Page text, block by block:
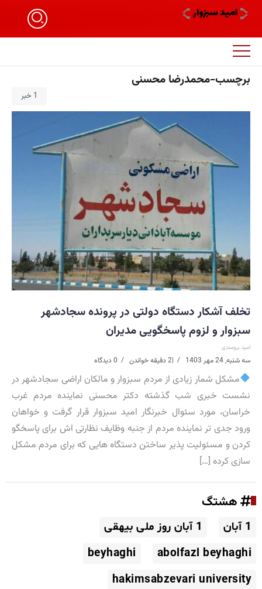
برچسب-محمدرضا محسنی
1 خبر
تخلف آشکار دستگاه دولتی در پرونده سجادشهر
سبزوار و لزوم پاسخگویی مدیران
امید برومندی
سه شنبه, 24 مهر 1403 |2 دقیقه خواندن 0 دیدگاه
مشکل شمار زیادی از مردم سبزوار و مالکان اراضی سجادشهر در
نشست خبری شب گذشته دکتر محسنی نماینده مردم غرب
خراسان، مورد سئوال خبرنگار امید سبزوار قرار گرفت و خواهان
ورود جدی تر نماینده مردم از جنبه وظایف نظارتی اش برای پاسخگو
کردن و مسئولیت پذیر ساختن دستگاه هایی که برای مردم مشکل
سازی کرده […]
هشتگ
1 آبان
1 آبان روز ملی بیهقی
abolfazl beyhaghi
beyhaghi
hakimsabzevari university